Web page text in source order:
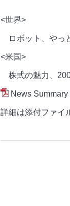
<世界>
ロボット、やっ
<米国>
株式の魅力、
News Summary
詳細は添付ファイ